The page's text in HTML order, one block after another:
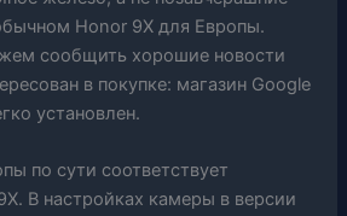
Honor 9X для Европы.
сообщить хорошие новости
в покупке: магазин Google
установлен.
по сути соответствует
В настройках камеры в версии